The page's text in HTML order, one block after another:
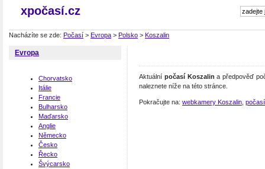
xpočasí.cz
Nacházíte se zde: Počasí > Evropa > Polsko > Koszalin
Evropa
Chorvatsko
Itálie
Francie
Bulharsko
Maďarsko
Anglie
Německo
Česko
Řecko
Švýcarsko
Aktuální počasí Koszalin a předpověď
naleznete níže na této stránce.
Pokračujte na: webkamery Koszalin